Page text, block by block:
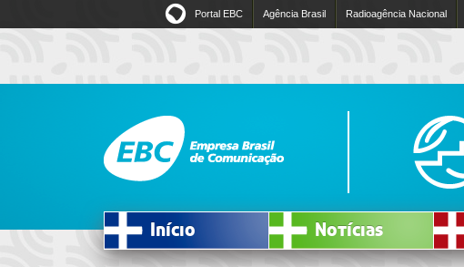
Portal EBC Agência Brasil Radioagência Nacional
Início Notícias